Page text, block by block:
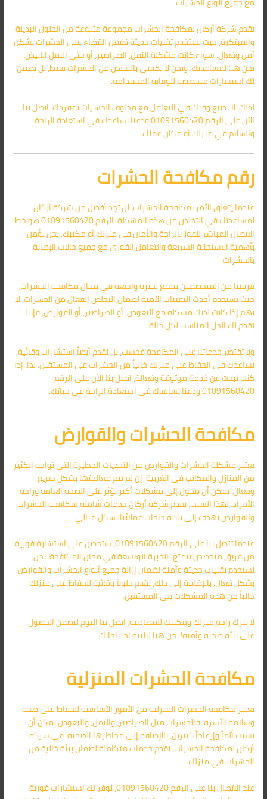
تقدم شركة أركان لمكافحة الحشرات مجموعة متنوعة من الحلول البديلة
والمبتكرة، حيث نستخدم تقنيات حديثة تضمن القضاء على الحشرات بشكل
آمن وفعال. سواء كانت مشكلة النمل، الصراصير، أو حتى النمل الأبيض،
نحن هنا لمساعدتك. ونحن لا نكتفي بالتخلص من الحشرات فقط، بل نضمن
لك استشارات متخصصة للوقاية المستدامة.
لذلك، لا تضيع وقتك في التعامل مع مخاوف الحشرات بمفردك. اتصل بنا
الآن على الرقم 01091560420 ودعنا نساعدك في استعادة الراحة
والسلام في منزلك أو مكان عملك.
رقم مكافحة الحشرات
عندما يتعلق الأمر بمكافحة الحشرات، لن تجد أفضل من شركة أركان
لمساعدتك في التخلص من هذه المشكلة. الرقم 01091560420 هو خط
الاتصال المباشر للفوز بالراحة والأمان في منزلك أو مكتبك. نحن نؤمن
بأهمية الاستجابة السريعة والتعامل الفوري مع جميع حالات الإصابة
بالحشرات.
فريقنا من المتخصصين يتمتع بخبرة واسعة في مجال مكافحة الحشرات،
حيث يستخدم أحدث التقنيات الآمنة لضمان التخلص الفعال من الحشرات. لا
يهم إذا كانت لديك مشكلة مع البعوض، أو الصراصير، أو القوارض، فإننا
نقدم لك الحل المناسب لكل حالة.
ولا تقتصر خدماتنا على المكافحة فحسب، بل نقدم أيضاً استشارات وقائية
تساعدك في الحفاظ على منزلك خالياً من الحشرات في المستقبل. لذا، إذا
كنت تبحث عن خدمة موثوقة وفعالة، اتصل بنا الآن على الرقم
01091560420 ودعنا نساعدك في استعادة الراحة في حياتك.
مكافحة الحشرات والقوارض
تعتبر مشكلة الحشرات والقوارض من التحديات الخطيرة التي تواجه الكثير
من المنازل والمكاتب في الغربية. إن لم تتم معالجتها بشكل سريع
وفعال، يمكن أن تتحول إلى مشكلات أكبر تؤثر على الصحة العامة وراحة
الأفراد. لهذا السبب، تقدم شركة أركان خدمات شاملة لمكافحة الحشرات
والقوارض تهدف إلى تلبية حاجات عملائنا بشكل مثالي.
عندما تتصل بنا على الرقم 01091560420، ستحصل على استشارة فورية
من فريق متخصص يتمتع بالخبرة الواسعة في مجال المكافحة. نحن
نستخدم تقنيات حديثة وآمنة لضمان إزالة جميع أنواع الحشرات والقوارض
بشكل فعال. بالإضافة إلى ذلك، نقدم حلولاً وقائية للحفاظ على منزلك
خالياً من هذه المشكلات في المستقبل.
لا تترك راحة منزلك ومكتبك للمصادفة، اتصل بنا اليوم لتضمن الحصول
على بيئة صحية وآمنة! نحن هنا لتلبية احتياجاتك.
مكافحة الحشرات المنزلية
تعتبر مكافحة الحشرات المنزلية من الأمور الأساسية للحفاظ على صحة
وسلامة الأسرة. فالحشرات مثل الصراصير، والنمل، والبعوض يمكن أن
تسبب ألماً وإزعاجاً كبيرين، بالإضافة إلى مخاطرها الصحية. في شركة
أركان لمكافحة الحشرات، نقدم خدمات متكاملة لضمان بيئة خالية من
الحشرات في منزلك.
عند الاتصال بنا على الرقم 01091560420، نوفر لك استشارات فورية